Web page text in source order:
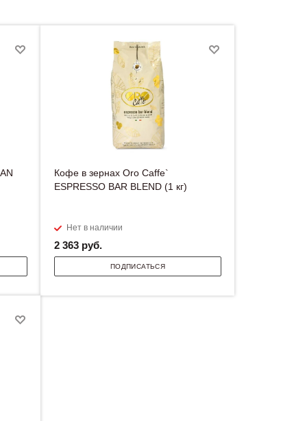
Кофе в зернах Oro Caffe`
ESPRESSO BAR BLEND (1 кг)
Нет в наличии
2 363 руб.
ПОДПИСАТЬСЯ